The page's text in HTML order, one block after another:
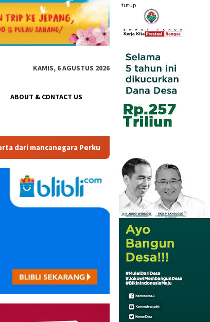
tutup
KAMIS, 6 AGUSTUS 2026
ABOUT & CONTACT US
Perkuat Industri Taman Rekreasi dan Ekosistem